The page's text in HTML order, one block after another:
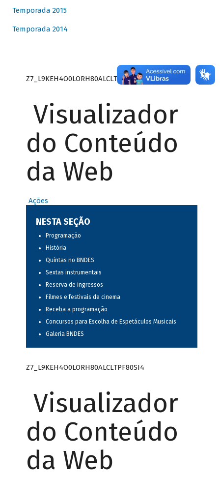
Temporada 2015
Temporada 2014
Z7_L9KEH4O0LORH80ALCLTPF80S27
Visualizador
do Conteúdo
da Web
Ações
NESTA SEÇÃO
Programação
História
Quintas no BNDES
Sextas instrumentais
Reserva de ingressos
Filmes e festivais de cinema
Receba a programação
Concursos para Escolha de Espetáculos Musicais
Galeria BNDES
Z7_L9KEH4O0LORH80ALCLTPF80SI4
Visualizador
do Conteúdo
da Web